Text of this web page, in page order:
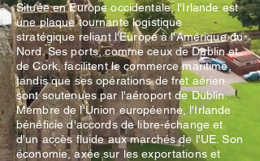
Située en Europe occidentale, l'Irlande est
une plaque tournante logistique
stratégique reliant l'Europe à l'Amérique du
Nord. Ses ports, comme ceux de Dublin et
de Cork, facilitent le commerce maritime,
tandis que ses opérations de fret aérien
sont soutenues par l'aéroport de Dublin.
Membre de l'Union européenne, l'Irlande
bénéficie d'accords de libre-échange et
d'un accès fluide aux marchés de l'UE. Son
économie, axée sur les exportations et